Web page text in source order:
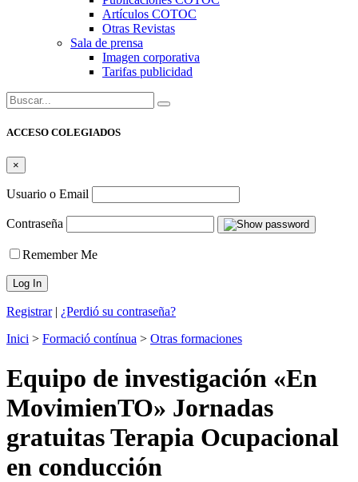
Artículos COTOC
Otras Revistas
Sala de prensa
Imagen corporativa
Tarifas publicidad
Buscar:
ACCESO COLEGIADOS
×
Usuario o Email
Contraseña
Remember Me
Registrar| ¿Perdió su contraseña?
Inici > Formació contínua > Otras formaciones
Equipo de investigación «En
MovimienTO» Jornadas
gratuitas Terapia Ocupacional
en conducción